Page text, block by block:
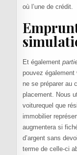
où l’une de crédit.
Et également
pouvez
ne se préparer au
placement. Nous
voiturequel que
immobilier
augmentera si
d’argent sans
terme de celle-ci